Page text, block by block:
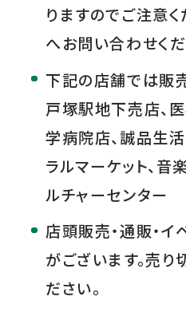
りますのでご注意
へお問い合わせくだ
下記の店舗では販
戸塚駅地下売店、
学病院店、誠品生
ラルマーケット、音
ルチャーセンター
店頭販売・通販・イ
がございます。売
ださい。